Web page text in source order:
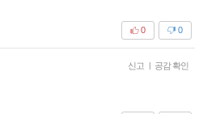
0
0
신고 | 공감 확인